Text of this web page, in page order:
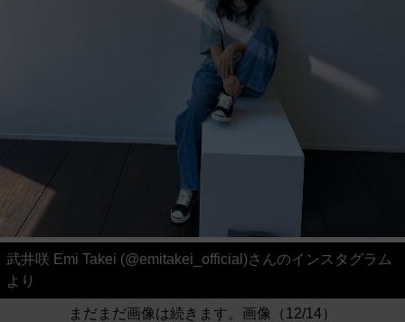
武井咲 Emi Takei (@emitakei_official)さんのインスタグラム
より
まだまだ画像は続きます。画像（12/14）